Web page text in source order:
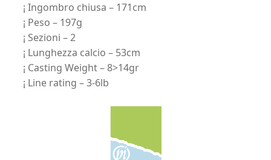
¡ Ingombro chiusa – 171cm
¡ Peso – 197g
¡ Sezioni – 2
¡ Lunghezza calcio – 53cm
¡ Casting Weight – 8>14gr
¡ Line rating – 3-6lb